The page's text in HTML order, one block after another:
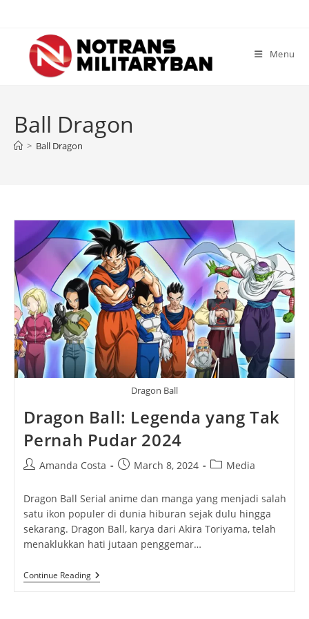
content
Menu
Ball Dragon
> Ball Dragon
Dragon Ball
Dragon Ball: Legenda yang Tak
Pernah Pudar 2024
PostAmanda Costa
PostMarch 8, 2024
PostMedia
Dragon Ball Serial anime dan manga yang menjadi salah
satu ikon populer di dunia hiburan sejak dulu hingga
sekarang. Dragon Ball, karya dari Akira Toriyama, telah
menaklukkan hati jutaan penggemar…
Continue ReadingDragon
Ball: